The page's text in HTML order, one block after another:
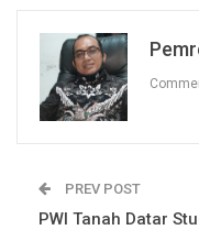
PREV POST
PWI Tanah Datar